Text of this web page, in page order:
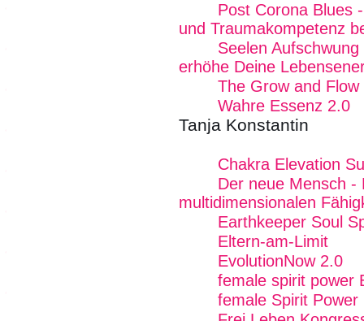
Post Corona Blues
und Traumakompetenz
Seelen
erhöhe Deine
The Grow and
Wahre Essenz 2.0
Tanja Konstantin
Chakra Elevation
Der neue Mensch -
multidimensionalen
Earthkeeper Soul
Eltern-am-Limit
EvolutionNow 2.0
female spirit power
female Spirit